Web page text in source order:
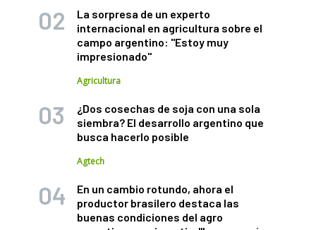
La sorpresa de un experto
internacional en agricultura sobre el
campo argentino: "Estoy muy
impresionado"
Agricultura
¿Dos cosechas de soja con una sola
siembra? El desarrollo argentino que
busca hacerlo posible
Agtech
En un cambio rotundo, ahora el
productor brasilero destaca las
buenas condiciones del agro